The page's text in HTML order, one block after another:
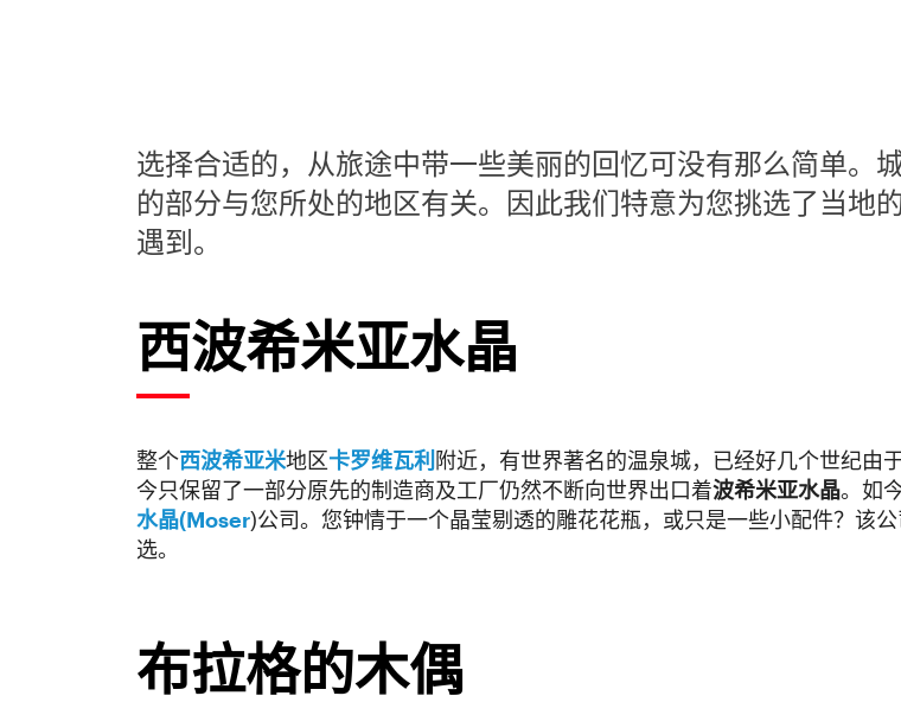
选择合适的，从旅途中带一些美丽的回忆可没有那么简单。
的部分与您所处的地区有关。因此我们特意为您挑选了当地
遇到。
西波希米亚水晶
整个西波希亚米地区卡罗维瓦利 附近，有世界著名的温泉城，已经好几个世纪由
今只保留了一部分原先的制造商及工厂仍然不断向世界出口着波希米亚水晶。如
水晶(Moser)公司。您钟情于一个晶莹剔透的雕花花瓶，或只是一些小配件？该
选。
布拉格的木偶